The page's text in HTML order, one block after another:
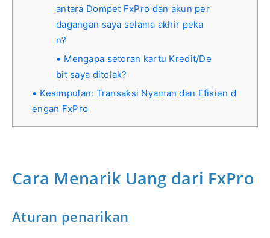
antara Dompet FxPro dan akun per
dagangan saya selama akhir peka
n?
Mengapa setoran kartu Kredit/De
bit saya ditolak?
Kesimpulan: Transaksi Nyaman dan Efisien d
engan FxPro
Cara Menarik Uang dari FxPro
Aturan penarikan